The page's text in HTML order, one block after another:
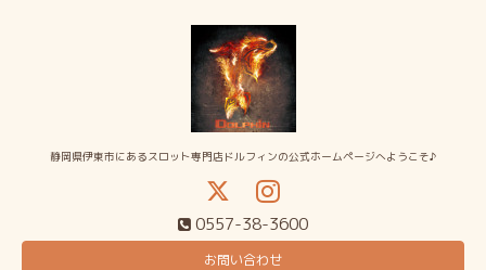
静岡県伊東市にあるスロット専門店ドルフィンの公式ホームページへようこそ♪
0557-38-3600
お問い合わせ